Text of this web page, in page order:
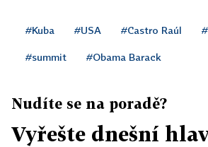
#Kuba #USA #Castro Raúl
#summit #Obama Barack
Nudíte se na poradě?
Vyřešte dnešní